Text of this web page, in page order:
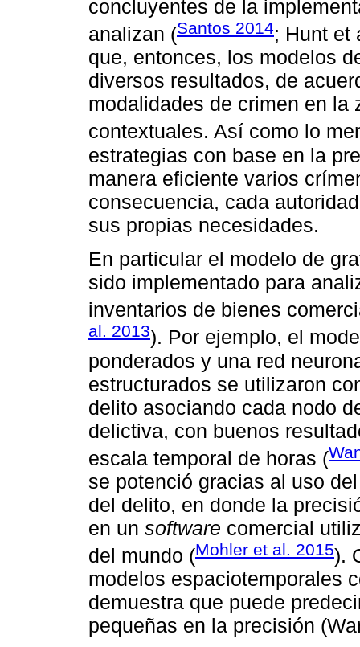
concluyentes de la
analizan (Santos 2014; Hunt et
que, entonces, los modelos
diversos resultados, de
modalidades de crimen en
contextuales. Así como lo
estrategias con base en la
manera eficiente varios
consecuencia, cada
sus propias necesidades.
En particular el modelo de
sido implementado para
inventarios de bienes
al. 2013). Por ejemplo, el
ponderados y una red
estructurados se utilizaron
delito asociando cada nodo
delictiva, con buenos
escala temporal de horas (
se potenció gracias al uso
del delito, en donde la
en un software comercial
del mundo (Mohler et al. 2015).
modelos espaciotemporales
demuestra que puede
pequeñas en la precisión